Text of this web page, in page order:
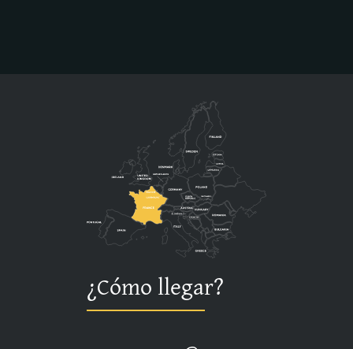
¿Cómo llegar?